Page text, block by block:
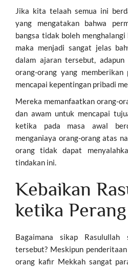
Jika kita telaah semua ini
yang mengatakan bahwa
bangsa tidak boleh
maka menjadi sangat jelas
dalam ajaran tersebut,
orang-orang yang
mencapai kepentingan pribadi
Mereka memanfaatkan orang-
dan awam untuk mencapai
ketika pada masa awal
menganiaya orang-orang atas
orang tidak dapat
tindakan ini.
Kebaikan
ketika Perang
Bagaimana sikap Rasulullah
tersebut? Meskipun
orang kafir Mekkah sangat